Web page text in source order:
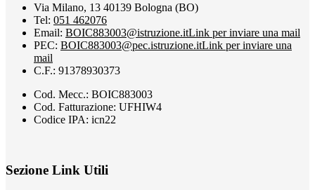
Via Milano, 13 40139 Bologna (BO)
Tel: 051 462076
Email: BOIC883003@istruzione.itLink per inviare una mail
PEC: BOIC883003@pec.istruzione.itLink per inviare una
mail
C.F.: 91378930373
Cod. Mecc.: BOIC883003
Cod. Fatturazione: UFHIW4
Codice IPA: icn22
Sezione Link Utili